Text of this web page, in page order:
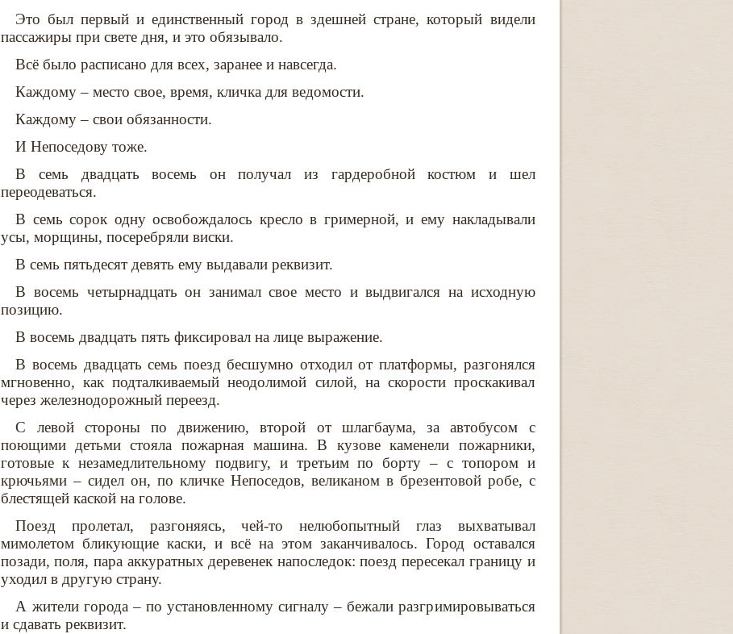
Это был первый и единственный город в здешней стране, который видели
пассажиры при свете дня, и это обязывало.
Всё было расписано для всех, заранее и навсегда.
Каждому – место свое, время, кличка для ведомости.
Каждому – свои обязанности.
И Непоседову тоже.
В семь двадцать восемь он получал из гардеробной костюм и шел
переодеваться.
В семь сорок одну освобождалось кресло в гримерной, и ему накладывали
усы, морщины, посеребряли виски.
В семь пятьдесят девять ему выдавали реквизит.
В восемь четырнадцать он занимал свое место и выдвигался на исходную
позицию.
В восемь двадцать пять фиксировал на лице выражение.
В восемь двадцать семь поезд бесшумно отходил от платформы, разгонялся
мгновенно, как подталкиваемый неодолимой силой, на скорости проскакивал
через железнодорожный переезд.
С левой стороны по движению, второй от шлагбаума, за автобусом с
поющими детьми стояла пожарная машина. В кузове каменели пожарники,
готовые к незамедлительному подвигу, и третьим по борту – с топором и
крючьями – сидел он, по кличке Непоседов, великаном в брезентовой робе, с
блестящей каской на голове.
Поезд пролетал, разгоняясь, чей-то нелюбопытный глаз выхватывал
мимолетом бликующие каски, и всё на этом заканчивалось. Город оставался
позади, поля, пара аккуратных деревенек напоследок: поезд пересекал границу и
уходил в другую страну.
А жители города – по установленному сигналу – бежали разгримировываться
и сдавать реквизит.